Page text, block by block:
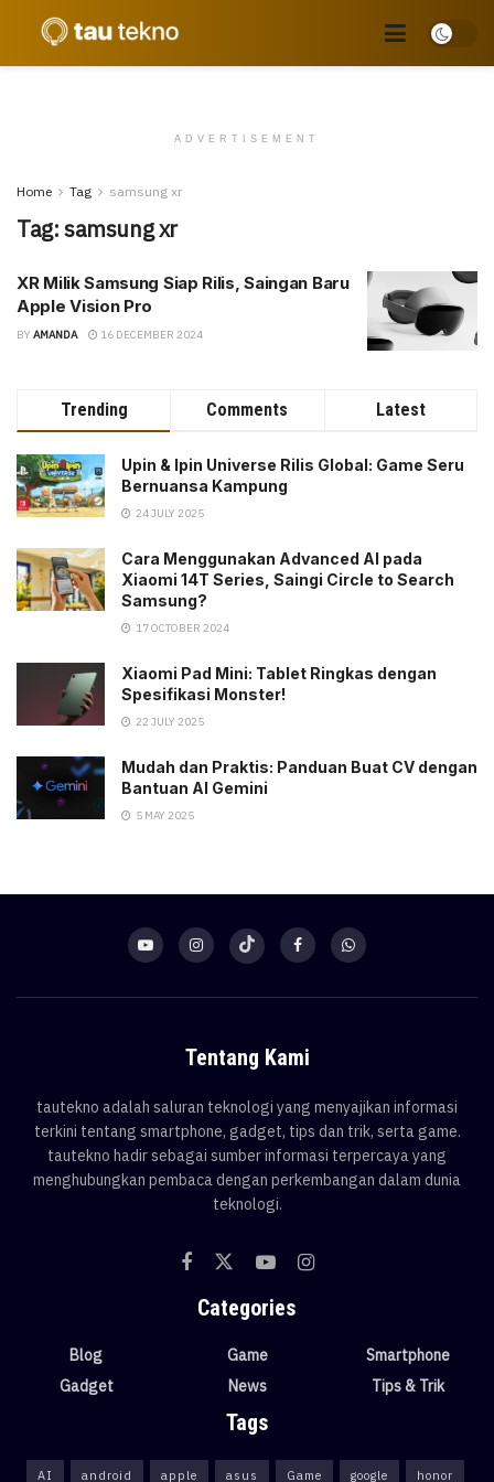
ADVERTISEMENT
Home Tag samsung xr
Tag:samsung xr
XR Milik Samsung Siap Rilis, Saingan Baru
Apple Vision Pro
BY AMANDA 16 DECEMBER 2024
Trending Comments Latest
Upin & Ipin Universe Rilis Global: Game Seru
Bernuansa Kampung
24 JULY 2025
Cara Menggunakan Advanced AI pada
Xiaomi 14T Series, Saingi Circle to Search
Samsung?
17 OCTOBER 2024
Xiaomi Pad Mini: Tablet Ringkas dengan
Spesifikasi Monster!
22 JULY 2025
Mudah dan Praktis: Panduan Buat CV dengan
Bantuan AI Gemini
5 MAY 2025
Tentang Kami
tautekno adalah saluran teknologi yang menyajikan informasi
terkini tentang smartphone, gadget, tips dan trik, serta game.
tautekno hadir sebagai sumber informasi terpercaya yang
menghubungkan pembaca dengan perkembangan dalam dunia
teknologi.
Categories
Blog
Gadget
Game
News
Smartphone
Tips & Trik
Tags
AI android apple asus Game google honor